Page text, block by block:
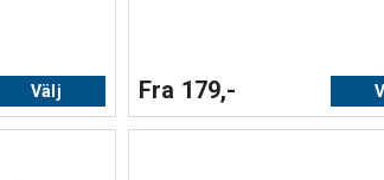
Välj Fra 179,-